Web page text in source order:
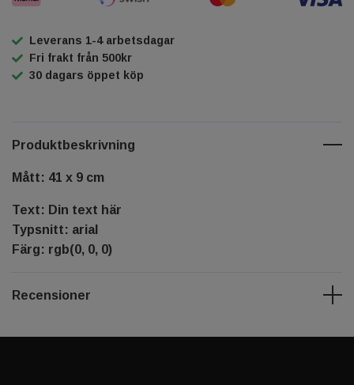
Leverans 1-4 arbetsdagar
Fri frakt från 500kr
30 dagars öppet köp
Produktbeskrivning
Mått: 41 x 9 cm
Text: Din text här
Typsnitt: arial
Färg: rgb(0, 0, 0)
Recensioner